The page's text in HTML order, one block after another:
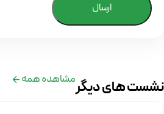
ارسال
نشست های دیگرمشاهده همه